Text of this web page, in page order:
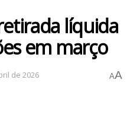
líquida
em março
de 2026 AA